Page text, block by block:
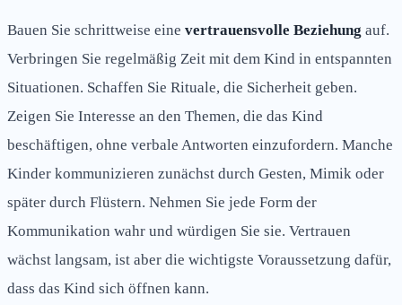
Bauen Sie schrittweise eine vertrauensvolle Beziehung auf.
Verbringen Sie regelmäßig Zeit mit dem Kind in entspannten
Situationen. Schaffen Sie Rituale, die Sicherheit geben.
Zeigen Sie Interesse an den Themen, die das Kind
beschäftigen, ohne verbale Antworten einzufordern. Manche
Kinder kommunizieren zunächst durch Gesten, Mimik oder
später durch Flüstern. Nehmen Sie jede Form der
Kommunikation wahr und würdigen Sie sie. Vertrauen
wächst langsam, ist aber die wichtigste Voraussetzung dafür,
dass das Kind sich öffnen kann.